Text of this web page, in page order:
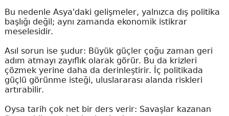
Bu nedenle Asya'daki gelişmeler, yalnızca dış politika
başlığı değil; aynı zamanda ekonomik istikrar
meselesidir.
Asıl sorun ise şudur: Büyük güçler çoğu zaman geri
adım atmayı zayıflık olarak görür. Bu da krizleri
çözmek yerine daha da derinleştirir. İç politikada
güçlü görünme isteği, uluslararası alanda riskleri
artırabilir.
Oysa tarih çok net bir ders verir: Savaşlar kazanan